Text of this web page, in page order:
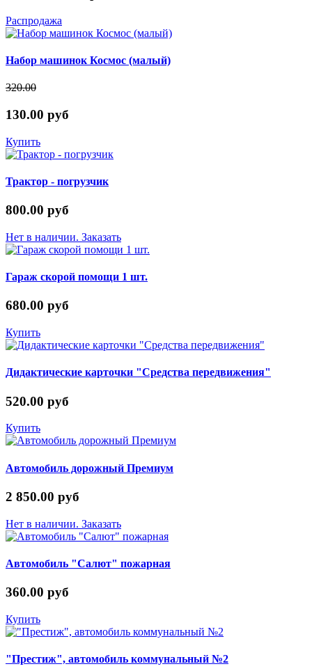
Распродажа
Набор машинок Космос (малый)
320.00
130.00 руб
Купить
Трактор - погрузчик
800.00 руб
Нет в наличии. Заказать
Гараж скорой помощи 1 шт.
680.00 руб
Купить
Дидактические карточки "Средства передвижения"
520.00 руб
Купить
Автомобиль дорожный Премиум
2 850.00 руб
Нет в наличии. Заказать
Автомобиль "Салют" пожарная
360.00 руб
Купить
"Престиж", автомобиль коммунальный №2